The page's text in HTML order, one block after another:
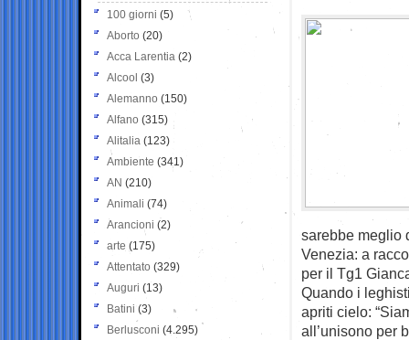
sarebbe meglio
Venezia: a
per il Tg1
Quando i
apriti cielo:
all’unisono per
100 giorni (5)
Aborto (20)
Acca Larentia (2)
Alcool (3)
Alemanno (150)
Alfano (315)
Alitalia (123)
Ambiente (341)
AN (210)
Animali (74)
Arancioni (2)
arte (175)
Attentato (329)
Auguri (13)
Batini (3)
Berlusconi (4.295)